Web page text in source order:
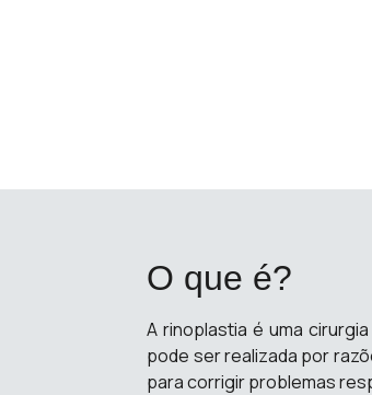
O que é?
A rinoplastia é uma
pode ser realizada por
para corrigir problemas